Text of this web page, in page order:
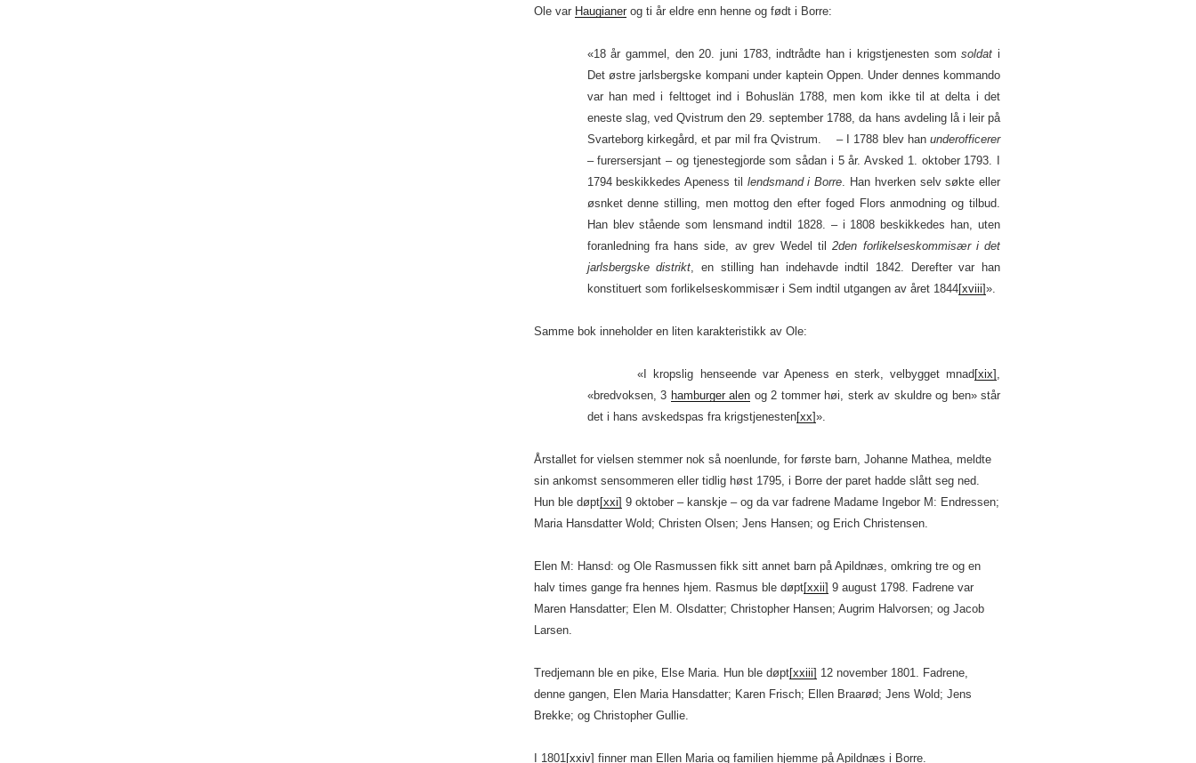
Ole var Haugianerog ti år eldre enn henne og født i Borre:
«18 år gammel, den 20. juni 1783, indtrådte han i krigstjenesten somsoldat i
Det østre jarlsbergske kompani under kaptein Oppen. Under dennes kommando
var han med i felttoget ind i Bohuslän 1788, men kom ikke til at delta i det
eneste slag, ved Qvistrum den 29. september 1788, da hans avdeling lå i leir på
Svarteborg kirkegård, et par mil fra Qvistrum. – I 1788 blev han underofficerer
– furersersjant – og tjenestegjorde som sådan i 5 år. Avsked 1. oktober 1793. I
1794 beskikkedes Apeness til lendsmand i Borre. Han hverken selv søkte eller
øsnket denne stilling, men mottog den efter foged Flors anmodning og tilbud.
Han blev stående som lensmand indtil 1828. – i 1808 beskikkedes han, uten
foranledning fra hans side, av grev Wedel til2den forlikelseskommisær i det
jarlsbergske distrikt, en stilling han indehavde indtil 1842. Derefter var han
konstituert som forlikelseskommisær i Sem indtil utgangen av året 1844[xviii]».
Samme bok inneholder en liten karakteristikk av Ole:
«I kropslig henseende var Apeness en sterk, velbygget mnad [xix] ,
«bredvoksen, 3 hamburger alen og 2 tommer høi, sterk av skuldre og ben» står
det i hans avskedspas fra krigstjenesten[xx]».
Årstallet for vielsen stemmer nok så noenlunde, for første barn, Johanne Mathea, meldte
sin ankomst sensommeren eller tidlig høst 1795, i Borre der paret hadde slått seg ned.
Hun ble døpt[xxi] 9 oktober – kanskje – og da var fadrene Madame Ingebor M: Endressen;
Maria Hansdatter Wold; Christen Olsen; Jens Hansen; og Erich Christensen.
Elen M: Hansd: og Ole Rasmussen fikk sitt annet barn på Apildnæs, omkring tre og en
halv times gange fra hennes hjem. Rasmus ble døpt[xxii] 9 august 1798. Fadrene var
Maren Hansdatter; Elen M. Olsdatter; Christopher Hansen; Augrim Halvorsen; og Jacob
Larsen.
Tredjemann ble en pike, Else Maria. Hun ble døpt[xxiii] 12 november 1801. Fadrene,
denne gangen, Elen Maria Hansdatter; Karen Frisch; Ellen Braarød; Jens Wold; Jens
Brekke; og Christopher Gullie.
I 1801[xxiv] finner man Ellen Maria og familien hjemme på Apildnæs i Borre.